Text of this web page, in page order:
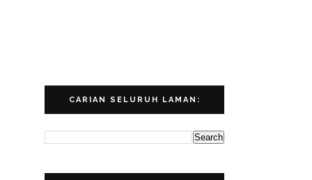
CARIAN SELURUH LAMAN: